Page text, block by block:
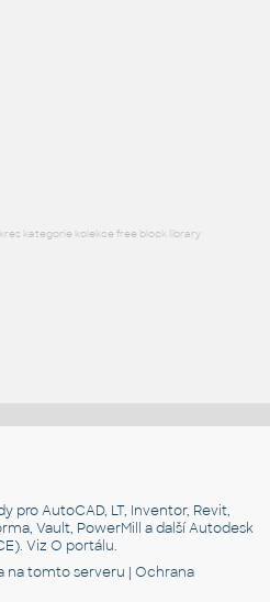
kategorie kolekce free block library
pro AutoCAD, LT, Inventor, Revit,
Vault, PowerMill a další Autodesk
VizO portálu.
na tomto serveru |Ochrana